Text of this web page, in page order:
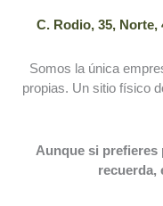
C. Rodio, 35, Norte,
Somos la única
propias. Un sitio físico
Aunque si prefieres
recuerda,